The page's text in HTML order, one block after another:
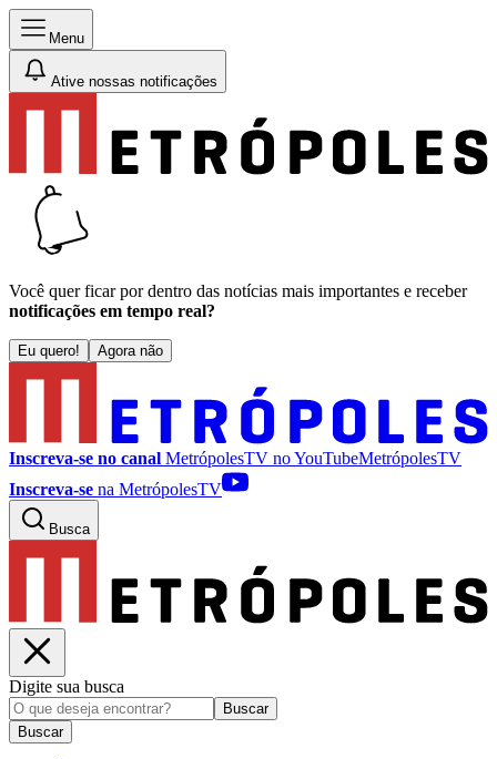
Menu
Ative nossas notificações
Você quer ficar por dentro das notícias mais importantes e receber
notificações em tempo real?
Eu quero! Agora não
Inscreva-se no canal MetrópolesTV noYouTubeMetrópolesTV
Inscreva-se na MetrópolesTV
Busca
Digite sua busca
Buscar
Buscar